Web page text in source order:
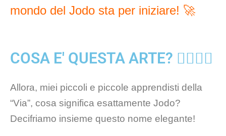
mondo del Jodo sta per iniziare! 🚀
COSA E' QUESTA ARTE? 🤷‍♀️🤷‍♂️
Allora, miei piccoli e piccole apprendisti della
“Via”, cosa significa esattamente Jodo?
Decifriamo insieme questo nome elegante!